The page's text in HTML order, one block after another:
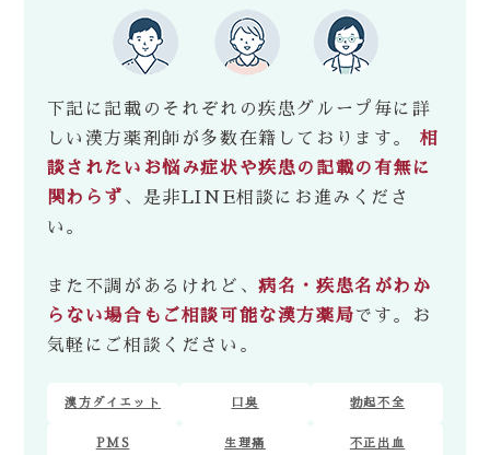
下記に記載のそれぞれの疾患グループ毎に詳
しい漢方薬剤師が多数在籍しております。 相
談されたいお悩み症状や疾患の記載の有無に
関わらず、是非LINE相談にお進みくださ
い。
また不調があるけれど、病名・疾患名がわか
らない場合もご相談可能な漢方薬局です。お
気軽にご相談ください。
漢方ダイエット 口臭 勃起不全
PMS 生理痛 不正出血